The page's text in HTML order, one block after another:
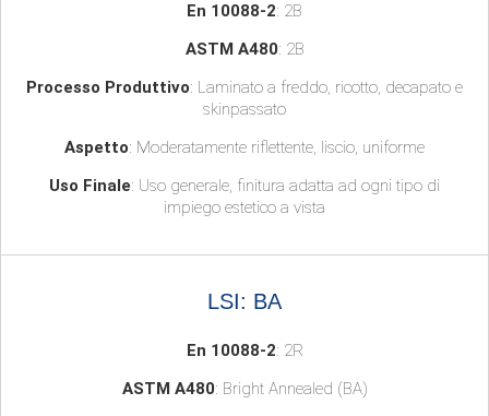
En 10088-2: 2B
ASTM A480: 2B
Processo Produttivo: Laminato a freddo, ricotto, decapato e
skinpassato
Aspetto: Moderatamente riflettente, liscio, uniforme
Uso Finale: Uso generale, finitura adatta ad ogni tipo di
impiego estetico a vista
LSI: BA
En 10088-2: 2R
ASTM A480: Bright Annealed (BA)